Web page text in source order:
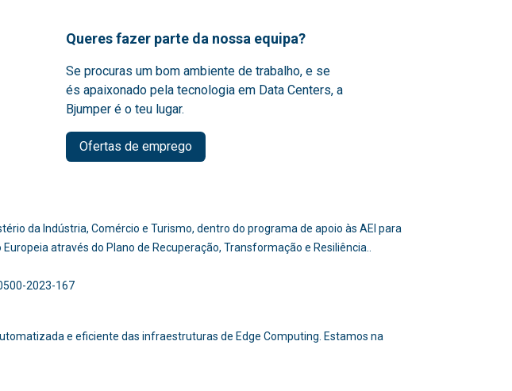
Queres fazer parte da nossa equipa?
Se procuras um bom ambiente de trabalho, e se
és apaixonado pela tecnologia em Data Centers, a
Bjumper é o teu lugar.
Ofertas de emprego
da Indústria, Comércio e Turismo, dentro do programa de apoio às AEI para
através do Plano de Recuperação, Transformação e Resiliência..
2023-167
e eficiente das infraestruturas de Edge Computing. Estamos na